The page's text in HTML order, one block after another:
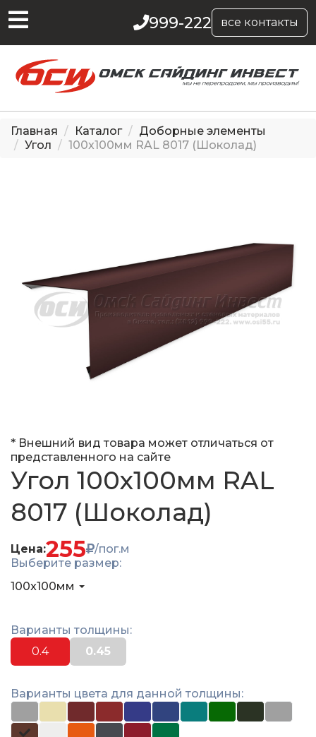
999-222 все контакты
Главная Каталог
Доборные элементы
Угол
100x100мм RAL 8017 (Шоколад)
* Внешний вид товара может отличаться от
представленного на сайте
Угол 100x100мм RAL
8017 (Шоколад)
Цена:255
/пог.м
Выберите размер:
100x100мм
Варианты толщины:
0.4
0.45
Варианты цвета для данной толщины: